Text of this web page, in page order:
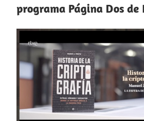
programa Página Dos de